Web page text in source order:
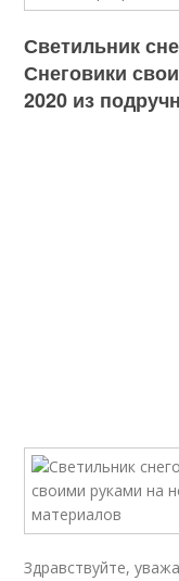
Светильник
Снеговики
2020 из
Здравствуйте,